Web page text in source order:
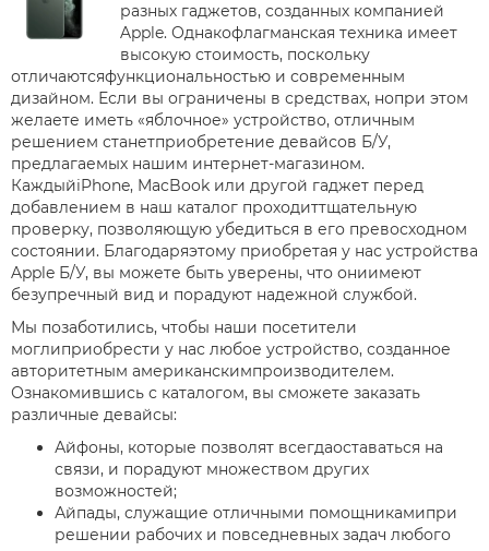
разных гаджетов, созданных компанией
Apple. Однакофлагманская техника имеет
высокую стоимость, поскольку
отличаютсяфункциональностью и современным
дизайном. Если вы ограничены в средствах, нопри этом
желаете иметь «яблочное» устройство, отличным
решением станетприобретение девайсов Б/У,
предлагаемых нашим интернет-магазином.
КаждыйiPhone, MacBook или другой гаджет перед
добавлением в наш каталог проходиттщательную
проверку, позволяющую убедиться в его превосходном
состоянии. Благодаряэтому приобретая у нас устройства
Apple Б/У, вы можете быть уверены, что ониимеют
безупречный вид и порадуют надежной службой.
Мы позаботились, чтобы наши посетители
моглиприобрести у нас любое устройство, созданное
авторитетным американскимпроизводителем.
Ознакомившись с каталогом, вы сможете заказать
различные девайсы:
Айфоны, которые позволят всегдаоставаться на
связи, и порадуют множеством других
возможностей;
Айпады, служащие отличными помощникамипри
решении рабочих и повседневных задач любого